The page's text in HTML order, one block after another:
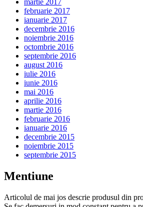
februarie 2017
ianuarie 2017
decembrie 2016
noiembrie 2016
octombrie 2016
septembrie 2016
august 2016
iulie 2016
iunie 2016
mai 2016
aprilie 2016
martie 2016
februarie 2016
ianuarie 2016
decembrie 2015
noiembrie 2015
septembrie 2015
Mentiune
Articolul de mai jos descrie produsul din